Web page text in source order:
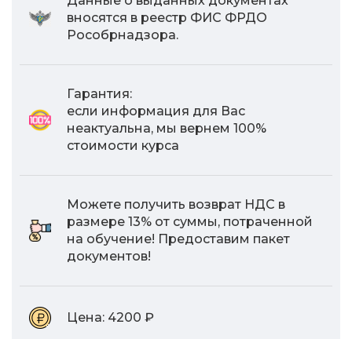
вносятся в реестр ФИС ФРДО
Рособрнадзора.
Гарантия:
если информация для Вас
неактуальна, мы вернем 100%
стоимости курса
Можете получить возврат НДС в
размере 13% от суммы, потраченной
на обучение! Предоставим пакет
документов!
Цена: 4200 ₽